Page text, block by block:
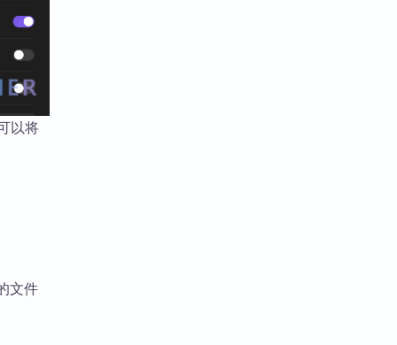
以将
文件